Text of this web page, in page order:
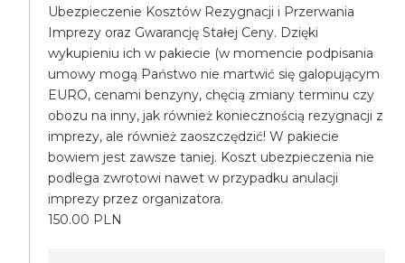
Ubezpieczenie Kosztów Rezygnacji i Przerwania
Imprezy oraz Gwarancję Stałej Ceny. Dzięki
wykupieniu ich w pakiecie (w momencie podpisania
umowy mogą Państwo nie martwić się galopującym
EURO, cenami benzyny, chęcią zmiany terminu czy
obozu na inny, jak również koniecznością rezygnacji z
imprezy, ale również zaoszczędzić! W pakiecie
bowiem jest zawsze taniej. Koszt ubezpieczenia nie
podlega zwrotowi nawet w przypadku anulacji
imprezy przez organizatora.
150.00 PLN